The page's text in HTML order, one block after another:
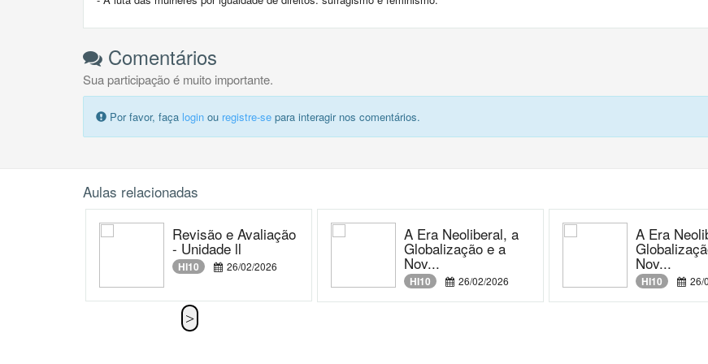
Comentários
Sua participação é muito importante.
Por favor, faça login ou registre-se para interagir nos comentários.
Aulas relacionadas
Revisão e Avaliação
- Unidade ll
HI10 26/02/2026
A Era Neoliberal, a
Globalização e a
Nov...
HI10 26/02/2026
A Era
Nov...
HI10 26/